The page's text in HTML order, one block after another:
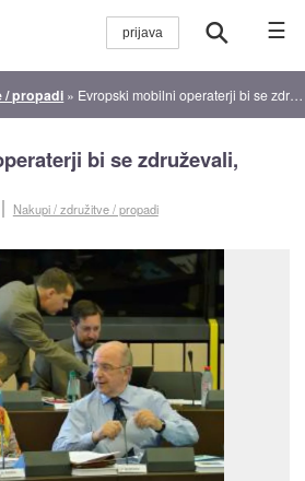
☰
/ propadi » Evropski mobilni operaterji bi se združevali, dvigovali cene
bi se združevali,
Nakupi / združitve / propadi